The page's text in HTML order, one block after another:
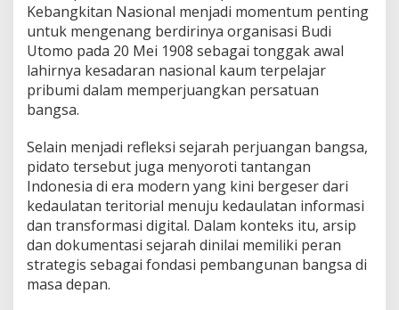
m
u
l
a
i
d
G
e
n
r
a
s
i
Kebangkitan Nasional menjadi momentum penting
untuk mengenang berdirinya organisasi Budi
Utomo pada 20 Mei 1908 sebagai tonggak awal
lahirnya kesadaran nasional kaum terpelajar
pribumi dalam memperjuangkan persatuan
bangsa.
Selain menjadi refleksi sejarah perjuangan bangsa,
pidato tersebut juga menyoroti tantangan
Indonesia di era modern yang kini bergeser dari
kedaulatan teritorial menuju kedaulatan informasi
dan transformasi digital. Dalam konteks itu, arsip
dan dokumentasi sejarah dinilai memiliki peran
strategis sebagai fondasi pembangunan bangsa di
masa depan.